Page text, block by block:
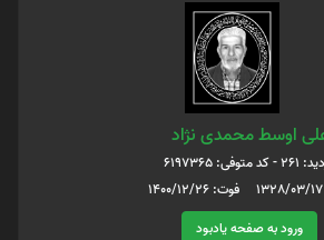
اوسط محمدی نژاد
متوفی: 6197365
ورود به صفحه یادبود